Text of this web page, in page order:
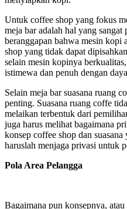
Untuk coffee shop yang fokus
meja bar adalah hal yang
beranggapan bahwa mesin kopi
shop yang tidak dapat
selain mesin kopinya
istimewa dan penuh dengan
Selain meja bar suasana ruang
penting. Suasana ruang coffe
melaikan terbentuk dari
juga harus melihat bagaimana
konsep coffee shop dan
haruslah menjaga privasi untuk
Pola Area Pelangga
Bagaimana pun konsepnya,